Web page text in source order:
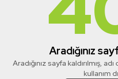
Aradığınız
Aradığınız sayfa kaldırılmış,
kullanım